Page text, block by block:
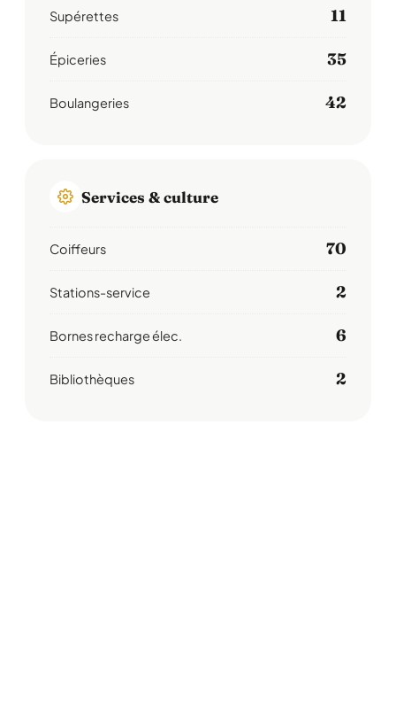
Supérettes 11
Épiceries 35
Boulangeries 42
Services & culture
Coiffeurs 70
Stations-service 2
Bornes recharge élec. 6
Bibliothèques 2